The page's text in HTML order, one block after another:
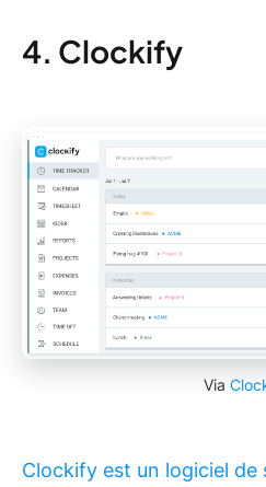
4. Clockify
Via
Clockify est un logiciel de